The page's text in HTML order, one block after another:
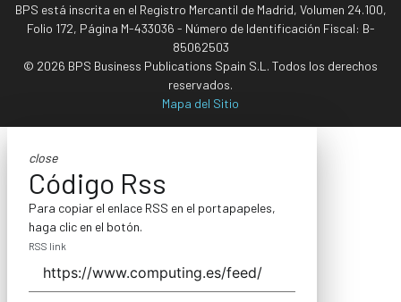
BPS está inscrita en el Registro Mercantil de Madrid, Volumen 24.100,
Folio 172, Página M-433036 - Número de Identificación Fiscal: B-
85062503
© 2026 BPS Business Publications Spain S.L. Todos los derechos
reservados.
Mapa del Sitio
close
Código Rss
Para copiar el enlace RSS en el portapapeles,
haga clic en el botón.
RSS link